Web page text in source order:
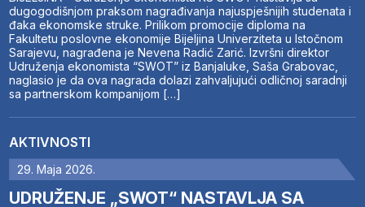
dugogodišnjom praksom nagrađivanja najuspješnijih studenata i
đaka ekonomske struke. Prilikom promocije diploma na
Fakultetu poslovne ekonomije Bijeljina Univerziteta u Istočnom
Sarajevu, nagrađena je Nevena Radić Zarić. Izvršni direktor
Udruženja ekonomista “SWOT” iz Banjaluke, Saša Grabovac,
naglasio je da ova nagrada dolazi zahvaljujući odličnoj saradnji
sa partnerskom kompanijom […]
AKTIVNOSTI
29. Maja 2026.
UDRUŽENJE „SWOT“ NASTAVLJA SA